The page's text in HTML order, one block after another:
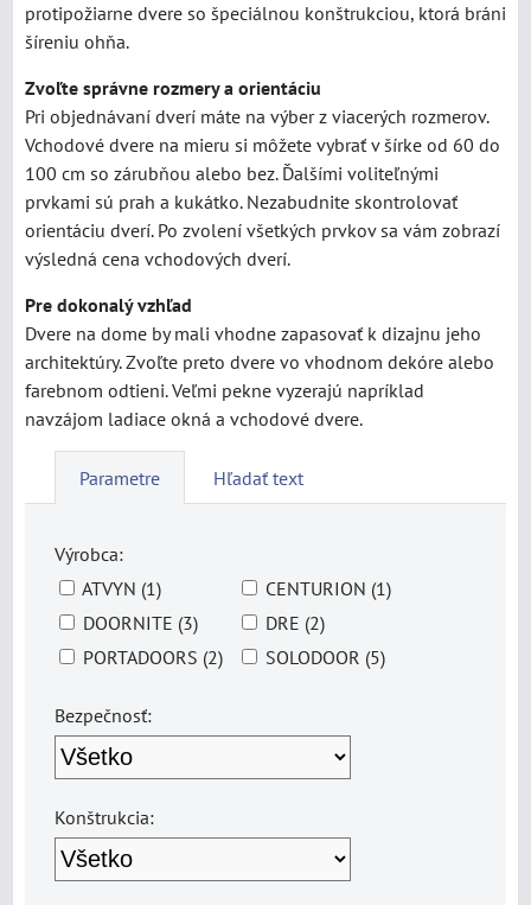
protipožiarne dvere so špeciálnou konštrukciou, ktorá bráni
šíreniu ohňa.
Zvoľte správne rozmery a orientáciu
Pri objednávaní dverí máte na výber z viacerých rozmerov.
Vchodové dvere na mieru si môžete vybrať v šírke od 60 do
100 cm so zárubňou alebo bez. Ďalšími voliteľnými
prvkami sú prah a kukátko. Nezabudnite skontrolovať
orientáciu dverí. Po zvolení všetkých prvkov sa vám zobrazí
výsledná cena vchodových dverí.
Pre dokonalý vzhľad
Dvere na dome by mali vhodne zapasovať k dizajnu jeho
architektúry. Zvoľte preto dvere vo vhodnom dekóre alebo
farebnom odtieni. Veľmi pekne vyzerajú napríklad
navzájom ladiace okná a vchodové dvere.
Parametre Hľadať text
Výrobca:
ATVYN (1)
CENTURION (1)
DOORNITE (3)
DRE (2)
PORTADOORS (2)
SOLODOOR (5)
Bezpečnosť:
Konštrukcia: